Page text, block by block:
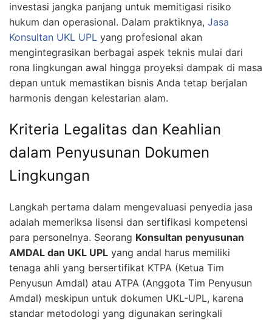
investasi jangka panjang untuk memitigasi risiko
hukum dan operasional. Dalam praktiknya, Jasa
Konsultan UKL UPL yang profesional akan
mengintegrasikan berbagai aspek teknis mulai dari
rona lingkungan awal hingga proyeksi dampak di masa
depan untuk memastikan bisnis Anda tetap berjalan
harmonis dengan kelestarian alam.
Kriteria Legalitas dan Keahlian
dalam Penyusunan Dokumen
Lingkungan
Langkah pertama dalam mengevaluasi penyedia jasa
adalah memeriksa lisensi dan sertifikasi kompetensi
para personelnya. Seorang Konsultan penyusunan
AMDAL dan UKL UPL yang andal harus memiliki
tenaga ahli yang bersertifikat KTPA (Ketua Tim
Penyusun Amdal) atau ATPA (Anggota Tim Penyusun
Amdal) meskipun untuk dokumen UKL-UPL, karena
standar metodologi yang digunakan seringkali